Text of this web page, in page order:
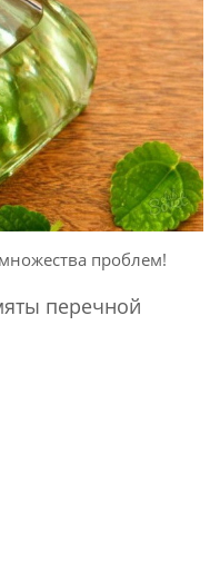
проблем!
перечной